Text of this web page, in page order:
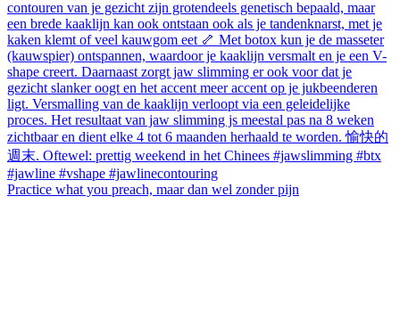
Practice what you preach, maar dan wel zonder pijn